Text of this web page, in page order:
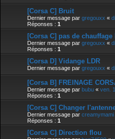
[Corsa C] Bruit
Dernier message par gregouxx «
Réponses : 1
[Corsa C] pas de
Dernier message par gregouxx «
Réponses : 1
[Corsa D] Vidange LDR
Dernier message par gregouxx «
[Corsa B] FREINAGE
Dernier message par bubu « ven.
Réponses : 1
[Corsa C] Changer
Dernier message par creamymami
Réponses : 1
[Corsa C] Direction flou